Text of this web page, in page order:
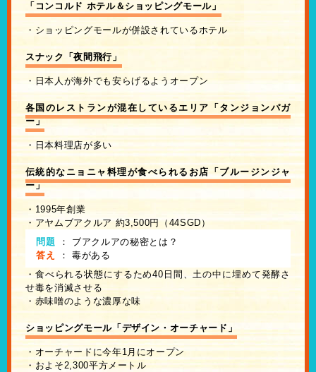
「コンコルド ホテル＆ショッピングモール」
・ショッピングモールが併設されているホテル
スナック「夜間飛行」
・日本人が海外でも安らげるようオープン
各国のレストランが混在しているエリア「タンジョンパガ
ー」
・日本料理店が多い
伝統的なニョニャ料理が食べられるお店「ブルージンジャ
ー」
・1995年創業
・アヤムブアクルア 約3,500円（44SGD）
問題
： ブアクルアの秘密とは？
答え
： 毒がある
・食べられる状態にするため40日間、土の中に埋めて発酵さ
せ毒を消滅させる
・赤味噌のような濃厚な味
ショッピングモール「デザイン・オーチャード」
・オーチャードに今年1月にオープン
・およそ2,300平方メートル